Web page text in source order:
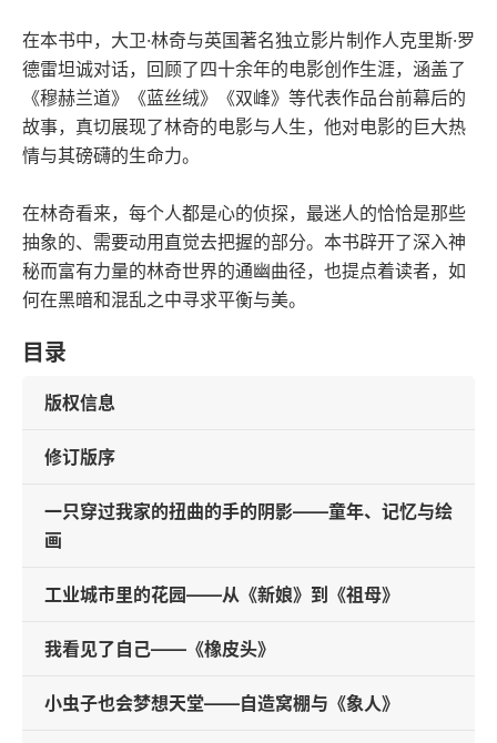
在本书中，大卫·林奇与英国著名独立影片制作人克里斯·罗
德雷坦诚对话，回顾了四十余年的电影创作生涯，涵盖了
《穆赫兰道》《蓝丝绒》《双峰》等代表作品台前幕后的
故事，真切展现了林奇的电影与人生，他对电影的巨大热
情与其磅礴的生命力。
在林奇看来，每个人都是心的侦探，最迷人的恰恰是那些
抽象的、需要动用直觉去把握的部分。本书辟开了深入神
秘而富有力量的林奇世界的通幽曲径，也提点着读者，如
何在黑暗和混乱之中寻求平衡与美。
目录
版权信息
修订版序
一只穿过我家的扭曲的手的阴影——童年、记忆与绘
画
工业城市里的花园——从《新娘》到《祖母》
我看见了自己——《橡皮头》
小虫子也会梦想天堂——自造窝棚与《象人》